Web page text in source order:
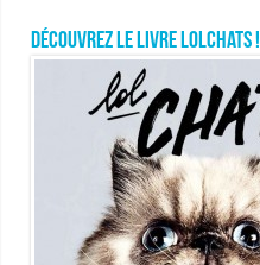
Découvrez le livre LolChats !